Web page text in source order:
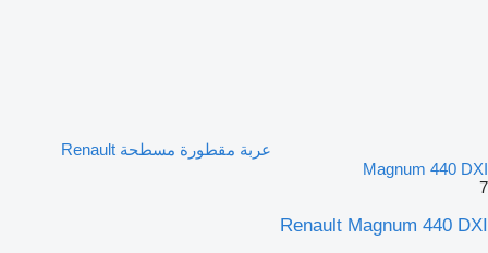
عربة مقطورة مسطحة Renault
Magnum 440 DXI
7
Renault Magnum 440 DXI